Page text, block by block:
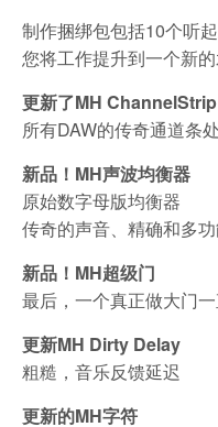
制作捆绑包包括10个听
您将工作提升到一个新的
更新了MH ChannelStrip
所有DAW的传奇通道条
新品！MH声波均衡器
原始数字母版均衡器
传奇的声音、精确和多
新品！MH超级门
最后，一个真正做大门
更新MH Dirty Delay
粗糙，音乐反馈延迟
更新的MH字符